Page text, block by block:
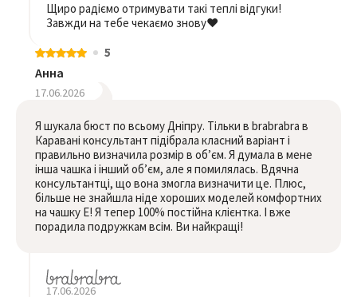
Щиро радіємо отримувати такі теплі відгуки!
Завжди на тебе чекаємо знову❤️
5
Анна
17.06.2026
Я шукала бюст по всьому Дніпру. Тільки в brabrabra в
Каравані консультант підібрала класний варіант і
правильно визначила розмір в обʼєм. Я думала в мене
інша чашка і інший обʼєм, але я помилялась. Вдячна
консультантці, що вона змогла визначити це. Плюс,
більше не знайшла ніде хороших моделей комфортних
на чашку E! Я тепер 100% постійна клієнтка. І вже
порадила подружкам всім. Ви найкращі!
17.06.2026